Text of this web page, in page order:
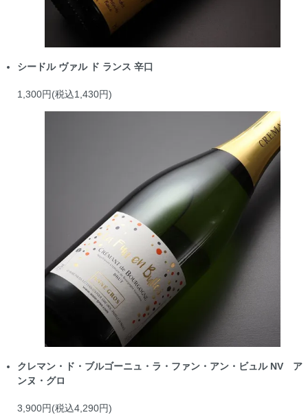
シードル ヴァル ド ランス 辛口
1,300円(税込1,430円)
クレマン・ド・ブルゴーニュ・ラ・ファン・アン・ビュル NV ア
ンヌ・グロ
3,900円(税込4,290円)